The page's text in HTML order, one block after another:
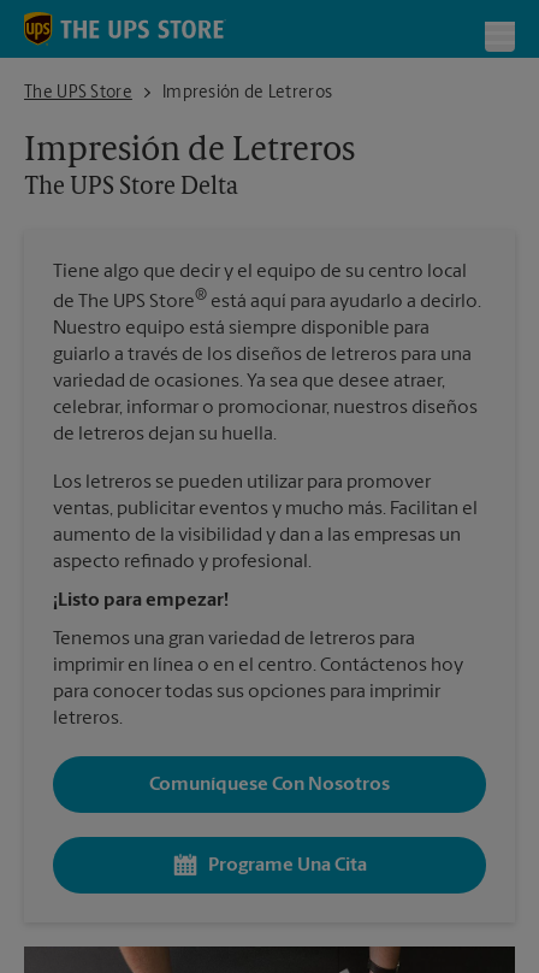
Skip to content
Return to Nav
The UPS Store
The UPS Store DeltaImpresión de Letreros
Impresión de Letreros
The UPS Store Delta
Tiene algo que decir y el equipo de su centro local
de The UPS Store® está aquí para ayudarlo a decirlo.
Nuestro equipo está siempre disponible para
guiarlo a través de los diseños de letreros para una
variedad de ocasiones. Ya sea que desee atraer,
celebrar, informar o promocionar, nuestros diseños
de letreros dejan su huella.
Los letreros se pueden utilizar para promover
ventas, publicitar eventos y mucho más. Facilitan el
aumento de la visibilidad y dan a las empresas un
aspecto refinado y profesional.
¡Listo para empezar!
Tenemos una gran variedad de letreros para
imprimir en línea o en el centro. Contáctenos hoy
para conocer todas sus opciones para imprimir
letreros.
Comuníquese Con Nosotros
Programe Una Cita